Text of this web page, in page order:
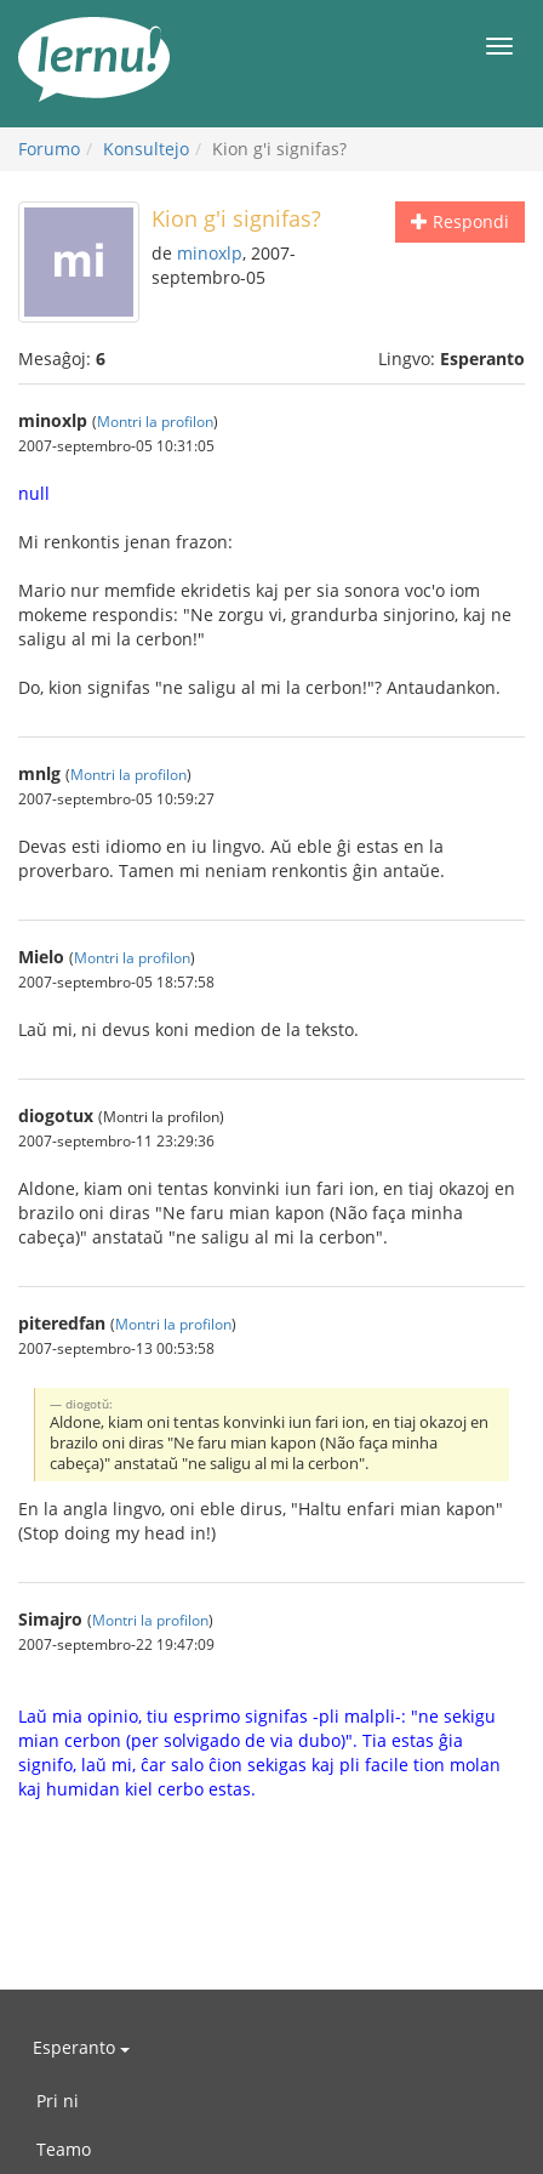
enhavo
Forumo Konsultejo Kion g'i signifas?
Respondi
Kion g'i signifas?
de minoxlp, 2007-
septembro-05
Mesaĝoj: 6 Lingvo: Esperanto
minoxlp (Montri la profilon)
2007-septembro-05 10:31:05
null
Mi renkontis jenan frazon:
Mario nur memfide ekridetis kaj per sia sonora voc'o iom
mokeme respondis: "Ne zorgu vi, grandurba sinjorino, kaj ne
saligu al mi la cerbon!"
Do, kion signifas "ne saligu al mi la cerbon!"? Antaudankon.
mnlg (Montri la profilon)
2007-septembro-05 10:59:27
Devas esti idiomo en iu lingvo. Aŭ eble ĝi estas en la
proverbaro. Tamen mi neniam renkontis ĝin antaŭe.
Mielo (Montri la profilon)
2007-septembro-05 18:57:58
Laŭ mi, ni devus koni medion de la teksto.
diogotux (Montri la profilon)
2007-septembro-11 23:29:36
Aldone, kiam oni tentas konvinki iun fari ion, en tiaj okazoj en
brazilo oni diras "Ne faru mian kapon (Não faça minha
cabeça)" anstataŭ "ne saligu al mi la cerbon".
piteredfan (Montri la profilon)
2007-septembro-13 00:53:58
diogotŭ:
Aldone, kiam oni tentas konvinki iun fari ion, en tiaj okazoj en
brazilo oni diras "Ne faru mian kapon (Não faça minha
cabeça)" anstataŭ "ne saligu al mi la cerbon".
En la angla lingvo, oni eble dirus, "Haltu enfari mian kapon"
(Stop doing my head in!)
Simajro (Montri la profilon)
2007-septembro-22 19:47:09
Laŭ mia opinio, tiu esprimo signifas -pli malpli-: "ne sekigu
mian cerbon (per solvigado de via dubo)". Tia estas ĝia
signifo, laŭ mi, ĉar salo ĉion sekigas kaj pli facile tion molan
kaj humidan kiel cerbo estas.
Esperanto
Pri ni
Teamo